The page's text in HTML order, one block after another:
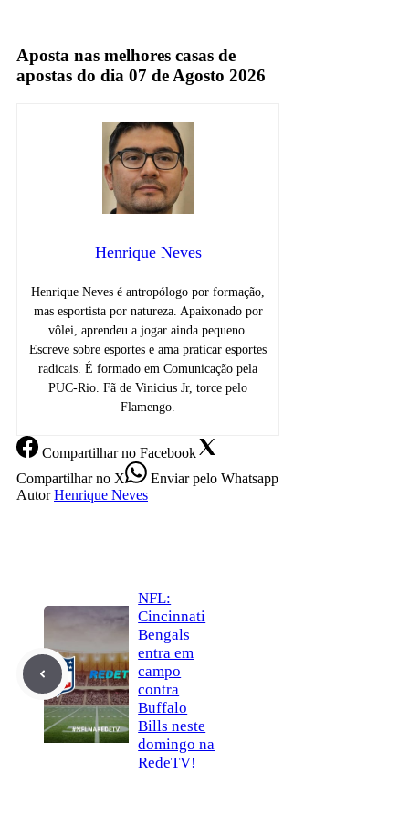
Aposta nas melhores casas de
apostas do dia 07 de Agosto 2026
Henrique Neves
Henrique Neves é antropólogo por formação,
mas esportista por natureza. Apaixonado por
vôlei, aprendeu a jogar ainda pequeno.
Escreve sobre esportes e ama praticar esportes
radicais. É formado em Comunicação pela
PUC-Rio. Fã de Vinicius Jr, torce pelo
Flamengo.
Compartilharno Facebook
Compartilharno X Enviarpelo Whatsapp
Autor Henrique Neves
NFL:
Cincinnati
Bengals
entra em
campo
contra
Buffalo
Bills neste
domingo na
RedeTV!